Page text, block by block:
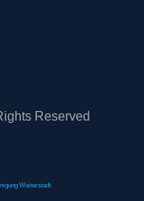
Reserved
Weiterstadt